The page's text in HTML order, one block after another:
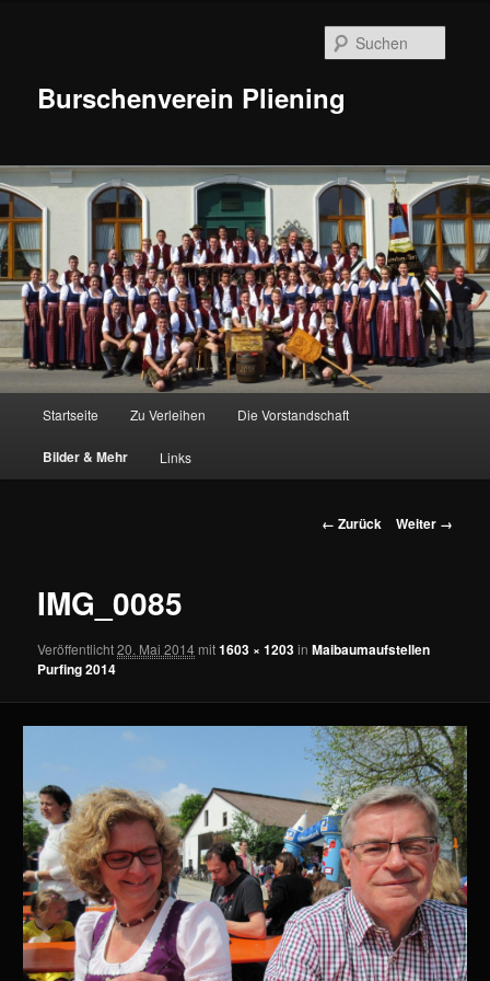
Burschenverein Pliening
Zum
Inhalt
Startseite Zu Verleihen Die Vorstandschaft
Bilder & Mehr Links
Bilder-
← Zurück Weiter →
IMG_0085
Veröffentlicht20. Mai 2014 mit1603 × 1203inMaibaumaufstellen
Purfing 2014